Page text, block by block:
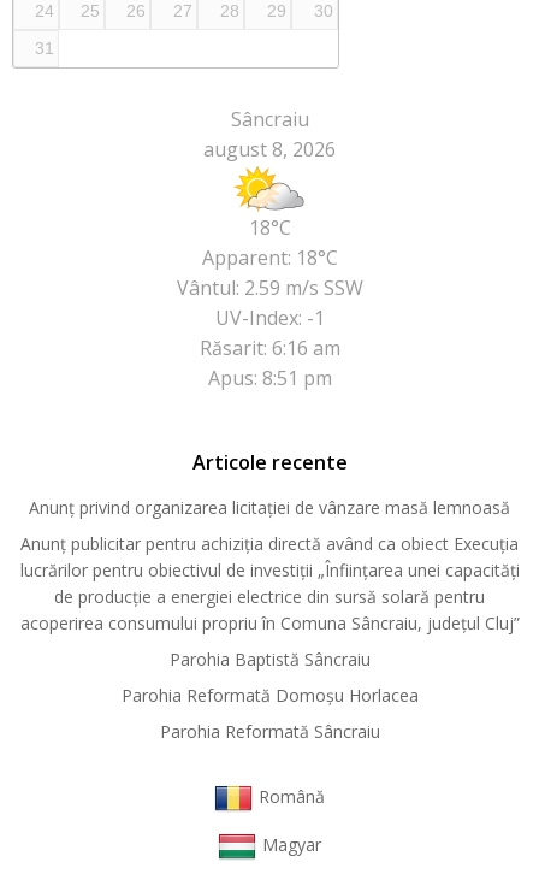
24
25 26 27 28 29
30
31
Sâncraiu
august 8, 2026
18°C
Apparent: 18°C
Vântul: 2.59 m/s SSW
UV-Index: -1
Răsarit: 6:16 am
Apus: 8:51 pm
Articole recente
Anunț privind organizarea licitației de vânzare masă lemnoasă
Anunț publicitar pentru achiziția directă având ca obiect Execuția
lucrărilor pentru obiectivul de investiții „Înființarea unei capacități
de producție a energiei electrice din sursă solară pentru
acoperirea consumului propriu în Comuna Sâncraiu, județul Cluj”
Parohia Baptistă Sâncraiu
Parohia Reformată Domoşu Horlacea
Parohia Reformată Sâncraiu
Română
Magyar